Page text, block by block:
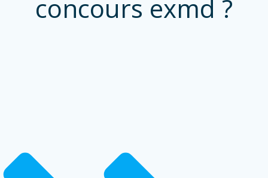
concours exmd ?